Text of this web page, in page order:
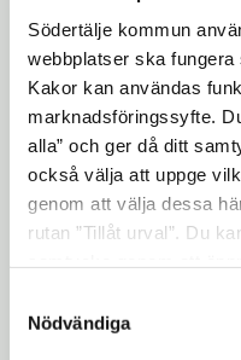
Södertälje kommun
webbplatser ska
Kakor kan användas
marknadsföringssyfte.
alla” och ger då ditt
också välja att uppge
genom att välja dessa
rutan ”Tillåt urval”. Du
"Visa detaljer" kan du
hur vi och våra
Nödvändiga
Under 2 och 3
att utföras på olika
invid Järna station.
utredning av
här blir en del av
framtida
Järnvägsgatan